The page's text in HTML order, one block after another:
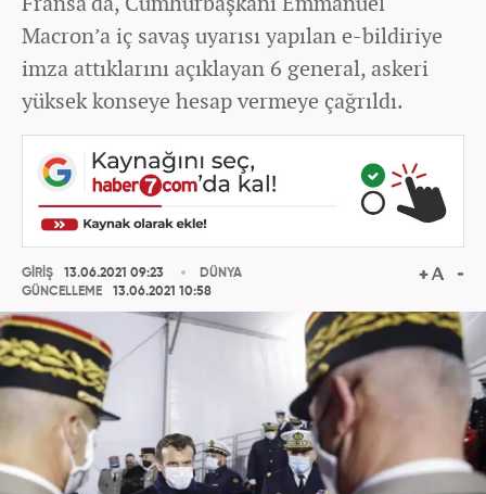
Macron’a iç savaş uyarısı yapılan e-bildiriye
imza attıklarını açıklayan 6 general, askeri
yüksek konseye hesap vermeye çağrıldı.
GİRİŞ
13.06.2021 09:23
GÜNCELLEME
13.06.2021 10:58
DÜNYA